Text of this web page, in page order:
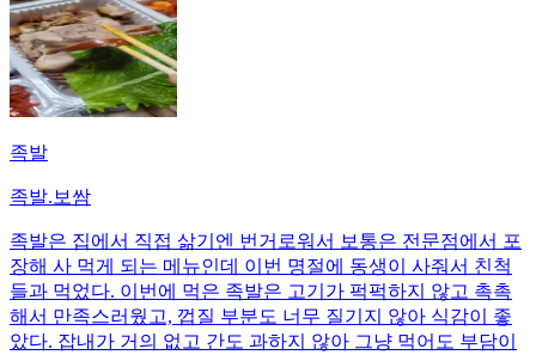
족발
족발.보쌈
족발은 집에서 직접 삶기엔 번거로워서 보통은 전문점에서 포
장해 사 먹게 되는 메뉴인데 이번 명절에 동생이 사줘서 친척
들과 먹었다. 이번에 먹은 족발은 고기가 퍽퍽하지 않고 촉촉
해서 만족스러웠고, 껍질 부분도 너무 질기지 않아 식감이 좋
았다. 잡내가 거의 없고 간도 과하지 않아 그냥 먹어도 부담이